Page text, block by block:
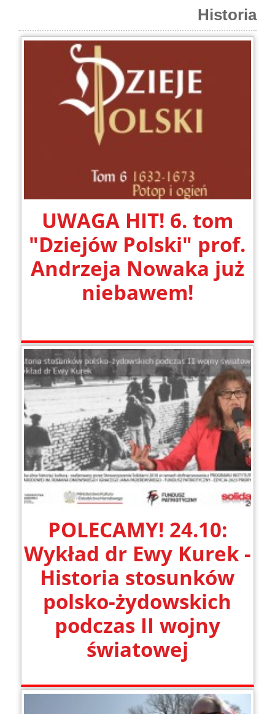
Historia
UWAGA HIT! 6. tom
"Dziejów Polski" prof.
Andrzeja Nowaka już
niebawem!
POLECAMY! 24.10:
Wykład dr Ewy Kurek -
Historia stosunków
polsko-żydowskich
podczas II wojny
światowej